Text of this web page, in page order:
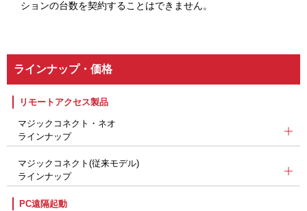
ションの台数を契約することはできません。
ラインナップ・価格
リモートアクセス製品
マジックコネクト・ネオ
ラインナップ
マジックコネクト(従来モデル)
ラインナップ
PC遠隔起動